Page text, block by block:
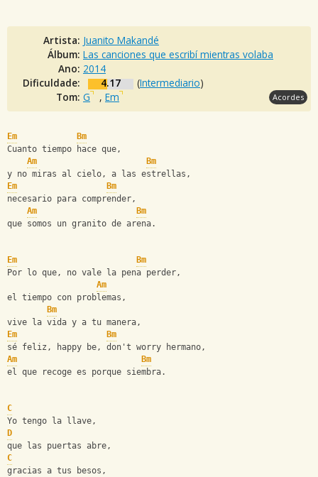
Artista: Juanito Makandé
Álbum: Las canciones que escribí mientras volaba
Ano: 2014
Dificuldade:
4.17 (Intermediario)
Tom: G , Em Acordes
Em
Bm
Cuanto tiempo hace que,
Am
Bm
y no miras al cielo, a las estrellas,
Em
Bm
necesario para comprender,
Am
Bm
que somos un granito de arena.
Em
Bm
Por lo que, no vale la pena perder,
Am
el tiempo con problemas,
Bm
vive la vida y a tu manera,
Em
Bm
sé feliz, happy be, don't worry hermano,
Am
Bm
el que recoge es porque siembra.
C
Yo tengo la llave,
D
que las puertas abre,
C
gracias a tus besos,